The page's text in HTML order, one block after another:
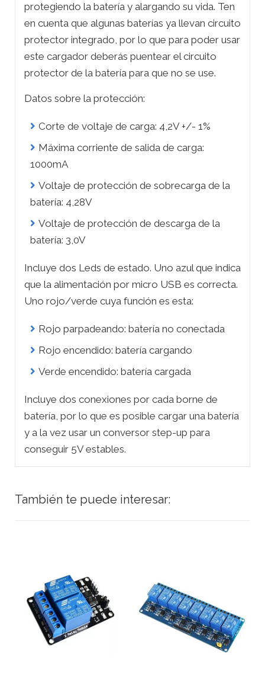
protegiendo la batería y alargando su vida. Ten
en cuenta que algunas baterías ya llevan circuito
protector integrado, por lo que para poder usar
este cargador deberás puentear el circuito
protector de la batería para que no se use.
Datos sobre la protección:
Corte de voltaje de carga: 4,2V +/- 1%
Máxima corriente de salida de carga:
1000mA
Voltaje de protección de sobrecarga de la
batería: 4,28V
Voltaje de protección de descarga de la
batería: 3,0V
Incluye dos Leds de estado. Uno azul que indica
que la alimentación por micro USB es correcta.
Uno rojo/verde cuya función es esta:
Rojo parpadeando: batería no conectada
Rojo encendido: batería cargando
Verde encendido: batería cargada
Incluye dos conexiones por cada borne de
batería, por lo que es posible cargar una batería
y a la vez usar un conversor step-up para
conseguir 5V estables.
También te puede interesar: